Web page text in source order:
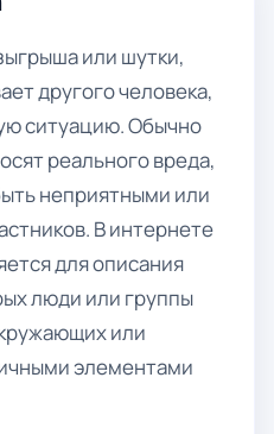
или шутки,
другого человека,
ситуацию. Обычно
реального вреда,
неприятными или
В интернете
для описания
люди или группы
или
элементами